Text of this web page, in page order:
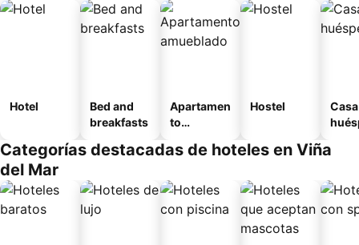
Hotel
Bed and
breakfasts
Apartamen
to
o
Hostel
Categorías destacadas de hoteles en Viña
del Mar